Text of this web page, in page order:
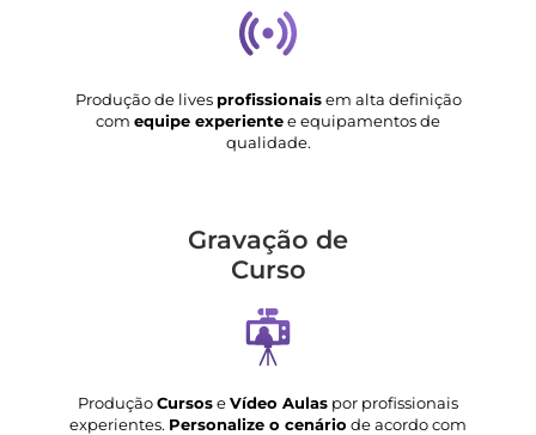
Produção de lives profissionaisem alta definição
com equipe experientee equipamentos de
qualidade.
Gravação de
Curso
ProduçãoCursoseVídeo Aulas por profissionais
experientes. Personalize o cenário de acordo com